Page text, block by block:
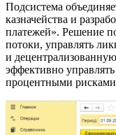
Подсистема
казначейства и
платежей». Решение
потоки, управлять
и
эффективно
процентными